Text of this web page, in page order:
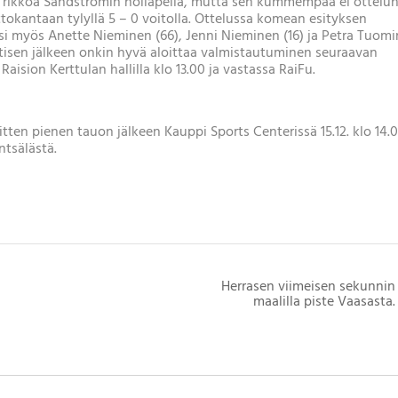
tylyllä 5 – 0 voitolla. Ottelussa komean esityksen
Anette Nieminen (66), Jenni Nieminen (16) ja Petra
jälkeen onkin hyvä aloittaa valmistautuminen seuraavan
Kerttulan hallilla klo 13.00 ja vastassa RaiFu.
pienen tauon jälkeen Kauppi Sports Centerissä 15.12. klo
Herrasen viimeisen sekunnin
maalilla piste Vaasasta.